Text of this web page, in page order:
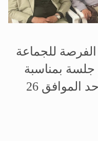
للجماعة
جلسة بمناسبة
يوم الخلافة، وذلك يوم الأحد الموافق 26